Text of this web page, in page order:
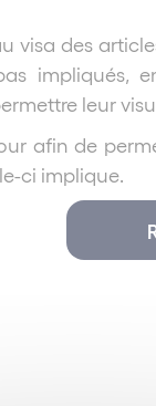
des
leur
afin de
ci implique.